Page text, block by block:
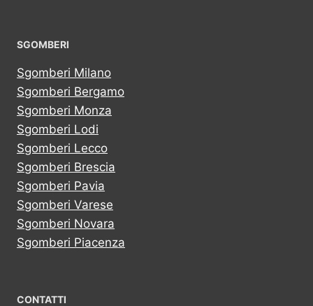
SGOMBERI
Sgomberi Milano
Sgomberi Bergamo
Sgomberi Monza
Sgomberi Lodi
Sgomberi Lecco
Sgomberi Brescia
Sgomberi Pavia
Sgomberi Varese
Sgomberi Novara
Sgomberi Piacenza
CONTATTI